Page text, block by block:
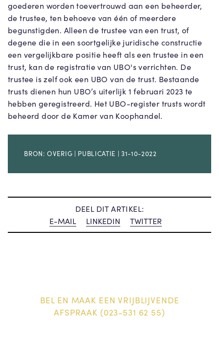
goederen worden toevertrouwd aan een beheerder,
de trustee, ten behoeve van één of meerdere
begunstigden. Alleen de trustee van een trust, of
degene die in een soortgelijke juridische constructie
een vergelijkbare positie heeft als een trustee in een
trust, kan de registratie van UBO's verrichten. De
trustee is zelf ook een UBO van de trust. Bestaande
trusts dienen hun UBO’s uiterlijk 1 februari 2023 te
hebben geregistreerd. Het UBO-register trusts wordt
beheerd door de Kamer van Koophandel.
BRON: OVERIG | PUBLICATIE | 31-10-2022
DEEL DIT ARTIKEL:
E-MAIL
LINKEDIN TWITTER
BEL EN MAAK EEN VRIJBLIJVENDE
AFSPRAAK (023-531 62 55)